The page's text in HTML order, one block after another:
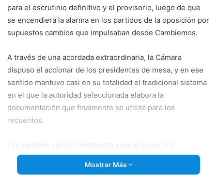
para el escrutinio definitivo y el provisorio, luego de que
se encendiera la alarma en los partidos de la oposición por
supuestos cambios que impulsaban desde Cambiemos.
A través de una acordada extraordinaria, la Cámara
dispuso el accionar de los presidentes de mesa, y en ese
sentido mantuvo casi en su totalidad el tradicional sistema
en el que la autoridad seleccionada elabora la
documentación que finalmente se utiliza para los
recuentos.
Los cambios serán únicamente para el escrutinio
provisorio; para el cual la CNE adelantó la confección del
telegrama, el que se hará “inmediatamente después del
Mostrar Más